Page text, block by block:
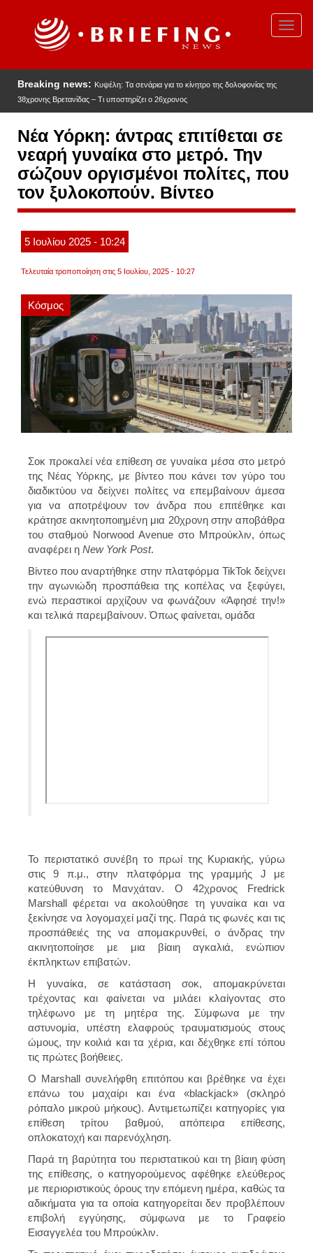
Breaking news: Κυψέλη: Τα σενάρια για το κίνητρο της δολοφονίας της
38χρονης Βρετανίδας – Τι υποστηρίζει ο 26χρονος
Νέα Υόρκη: άντρας επιτίθεται σε
νεαρή γυναίκα στο μετρό. Την
σώζουν οργισμένοι πολίτες, που
τον ξυλοκοπούν. Βίντεο
5 Ιουλίου 2025 - 10:24
Τελευταία τροποποίηση στις 5 Ιουλίου, 2025 - 10:27
Κόσμος
Σοκ προκαλεί νέα επίθεση σε γυναίκα μέσα στο μετρό
της Νέας Υόρκης, με βίντεο που κάνει τον γύρο του
διαδικτύου να δείχνει πολίτες να επεμβαίνουν άμεσα
για να αποτρέψουν τον άνδρα που επιτέθηκε και
κράτησε ακινητοποιημένη μια 20χρονη στην αποβάθρα
του σταθμού Norwood Avenue στο Μπρούκλιν, όπως
αναφέρει η New York Post.
Βίντεο που αναρτήθηκε στην πλατφόρμα TikTok δείχνει
την αγωνιώδη προσπάθεια της κοπέλας να ξεφύγει,
ενώ περαστικοί αρχίζουν να φωνάζουν «Άφησέ την!»
και τελικά παρεμβαίνουν. Όπως φαίνεται, ομάδα
Το περιστατικό συνέβη το πρωί της Κυριακής, γύρω
στις 9 π.μ., στην πλατφόρμα της γραμμής J με
κατεύθυνση το Μανχάταν. Ο 42χρονος Fredrick
Marshall φέρεται να ακολούθησε τη γυναίκα και να
ξεκίνησε να λογομαχεί μαζί της. Παρά τις φωνές και τις
προσπάθειές της να απομακρυνθεί, ο άνδρας την
ακινητοποίησε με μια βίαιη αγκαλιά, ενώπιον
έκπληκτων επιβατών.
Η γυναίκα, σε κατάσταση σοκ, απομακρύνεται
τρέχοντας και φαίνεται να μιλάει κλαίγοντας στο
τηλέφωνο με τη μητέρα της. Σύμφωνα με την
αστυνομία, υπέστη ελαφρούς τραυματισμούς στους
ώμους, την κοιλιά και τα χέρια, και δέχθηκε επί τόπου
τις πρώτες βοήθειες.
Ο Marshall συνελήφθη επιτόπου και βρέθηκε να έχει
επάνω του μαχαίρι και ένα «blackjack» (σκληρό
ρόπαλο μικρού μήκους). Αντιμετωπίζει κατηγορίες για
επίθεση τρίτου βαθμού, απόπειρα επίθεσης,
οπλοκατοχή και παρενόχληση.
Παρά τη βαρύτητα του περιστατικού και τη βίαιη φύση
της επίθεσης, ο κατηγορούμενος αφέθηκε ελεύθερος
με περιοριστικούς όρους την επόμενη ημέρα, καθώς τα
αδικήματα για τα οποία κατηγορείται δεν προβλέπουν
επιβολή εγγύησης, σύμφωνα με το Γραφείο
Εισαγγελέα του Μπρούκλιν.